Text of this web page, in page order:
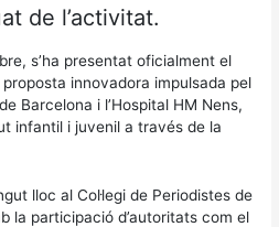
de l’activitat.
s’ha presentat oficialment el
proposta innovadora impulsada pel
Barcelona i l’Hospital HM Nens,
infantil i juvenil a través de la
lloc al Col·legi de Periodistes de
la participació d’autoritats com el